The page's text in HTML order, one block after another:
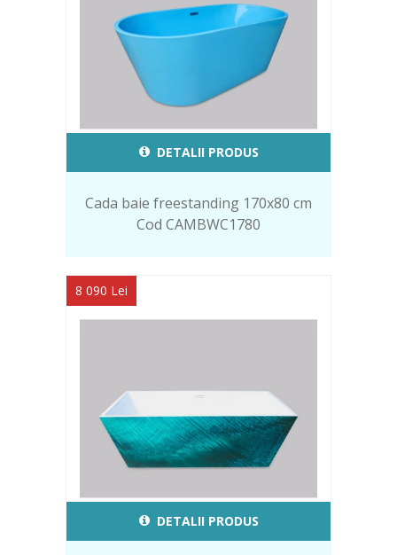
DETALII PRODUS
Cada baie freestanding 170x80 cm
Cod CAMBWC1780
8 090 Lei
DETALII PRODUS